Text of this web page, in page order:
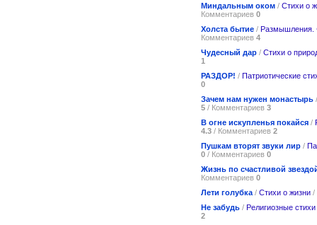
Миндальным оком / Стихи о
Комментариев 0
Холста бытие / Размышления.
Комментариев 4
Чудесный дар / Стихи о
1
РАЗДОР! / Патриотические
0
Зачем нам нужен монастырь
5 / Комментариев 3
В огне искупленья покайся /
4.3 / Комментариев 2
Пушкам вторят звуки лир /
0 / Комментариев 0
Жизнь по счастливой
Комментариев 0
Лети голубка / Стихи о жизни /
Не забудь / Религиозные стихи
2